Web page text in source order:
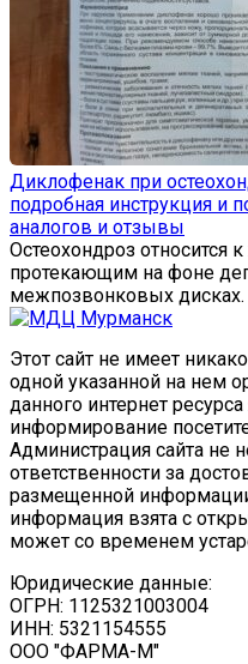
Диклофенак при
подробная инструкция и
аналогов и отзывы
Остеохондроз относится
протекающим на фоне
межпозвонковых дисках.
Этот сайт не имеет
одной указанной на нем
данного интернет ресурса
информирование
Администрация сайта не
ответственности за
размещенной
информация взята с
может со временем
Юридические данные:
ОГРН: 1125321003004
ИНН: 5321154555
ООО "ФАРМА-М"